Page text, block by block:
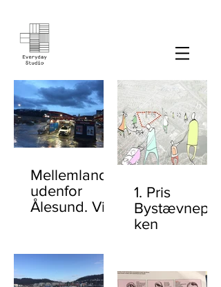
Mellemlandet
udenfor
Ålesund. Vi
et til Moa.
1. Pris
Bystævnepar
ken